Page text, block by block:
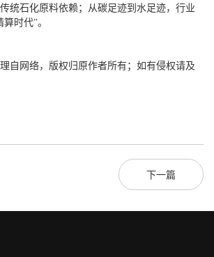
统石化原料依赖；从碳足迹到水足迹，行业
时代”。
自网络，版权归原作者所有；如有侵权请及
下一篇